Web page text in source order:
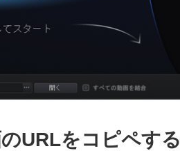
URLをコピペする